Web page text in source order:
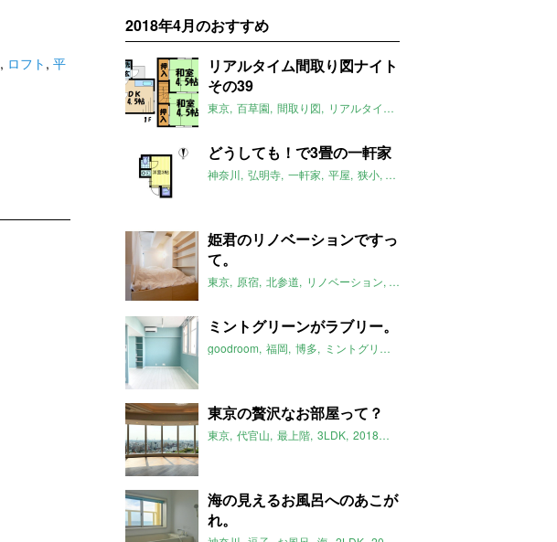
, ロフト , 平
2018年4月のおすすめ
リアルタイム間取り図ナイト
その39
東京 百草園 間取り図 リアルタイム間取り図ナイト
どうしても！で3畳の一軒家
神奈川 弘明寺 一軒家 平屋 狭小 コンパクト
姫君のリノベーションですっ
て。
東京 原宿 北参道 リノベーション ヴィンテージ
ミントグリーンがラブリー。
goodroom 福岡 博多 ミントグリーン
東京の贅沢なお部屋って？
東京 代官山 最上階 3LDK 2018年4月のおすすめ
海の見えるお風呂へのあこが
れ。